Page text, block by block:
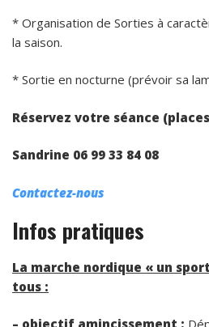
* Organisation de Sorties à
la saison.
* Sortie en nocturne (prévoir sa
Réservez votre séance
Sandrine 06 99 33 84 08
Contactez-nous
Infos pratiques
La marche nordique « un
tous :